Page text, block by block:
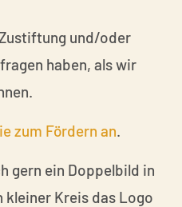
und/oder
haben, als wir
zum Fördern an.
gern ein Doppelbild in
kleiner Kreis das Logo